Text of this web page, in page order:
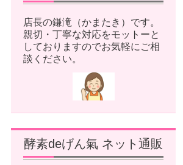
店長の鎌滝（かまたき）です。
親切・丁寧な対応をモットーと
しておりますのでお気軽にご相
談ください。
酵素deげん氣 ネット通販